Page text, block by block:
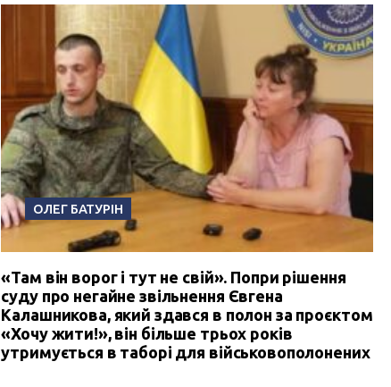
ОЛЕГ БАТУРІН
«Там він ворог і тут не свій». Попри рішення
суду про негайне звільнення Євгена
Калашникова, який здався в полон за проєктом
«Хочу жити!», він більше трьох років
утримується в таборі для військовополонених